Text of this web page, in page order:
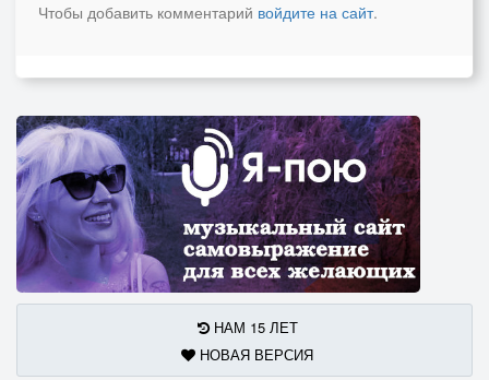
Чтобы добавить комментарий войдите на сайт.
НАМ 15 ЛЕТ
НОВАЯ ВЕРСИЯ